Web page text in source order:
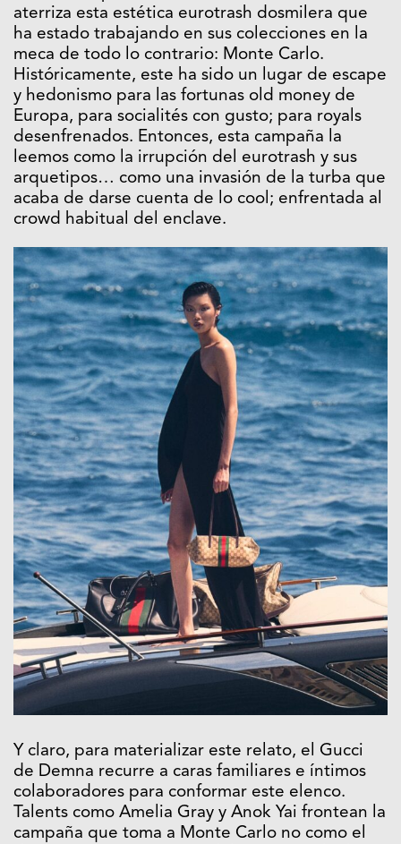
aterriza esta estética eurotrash dosmilera que
ha estado trabajando en sus colecciones en la
meca de todo lo contrario: Monte Carlo.
Históricamente, este ha sido un lugar de escape
y hedonismo para las fortunas old money de
Europa, para socialités con gusto; para royals
desenfrenados. Entonces, esta campaña la
leemos como la irrupción del eurotrash y sus
arquetipos… como una invasión de la turba que
acaba de darse cuenta de lo cool; enfrentada al
crowd habitual del enclave.
Y claro, para materializar este relato, el Gucci
de Demna recurre a caras familiares e íntimos
colaboradores para conformar este elenco.
Talents como Amelia Gray y Anok Yai frontean la
campaña que toma a Monte Carlo no como el